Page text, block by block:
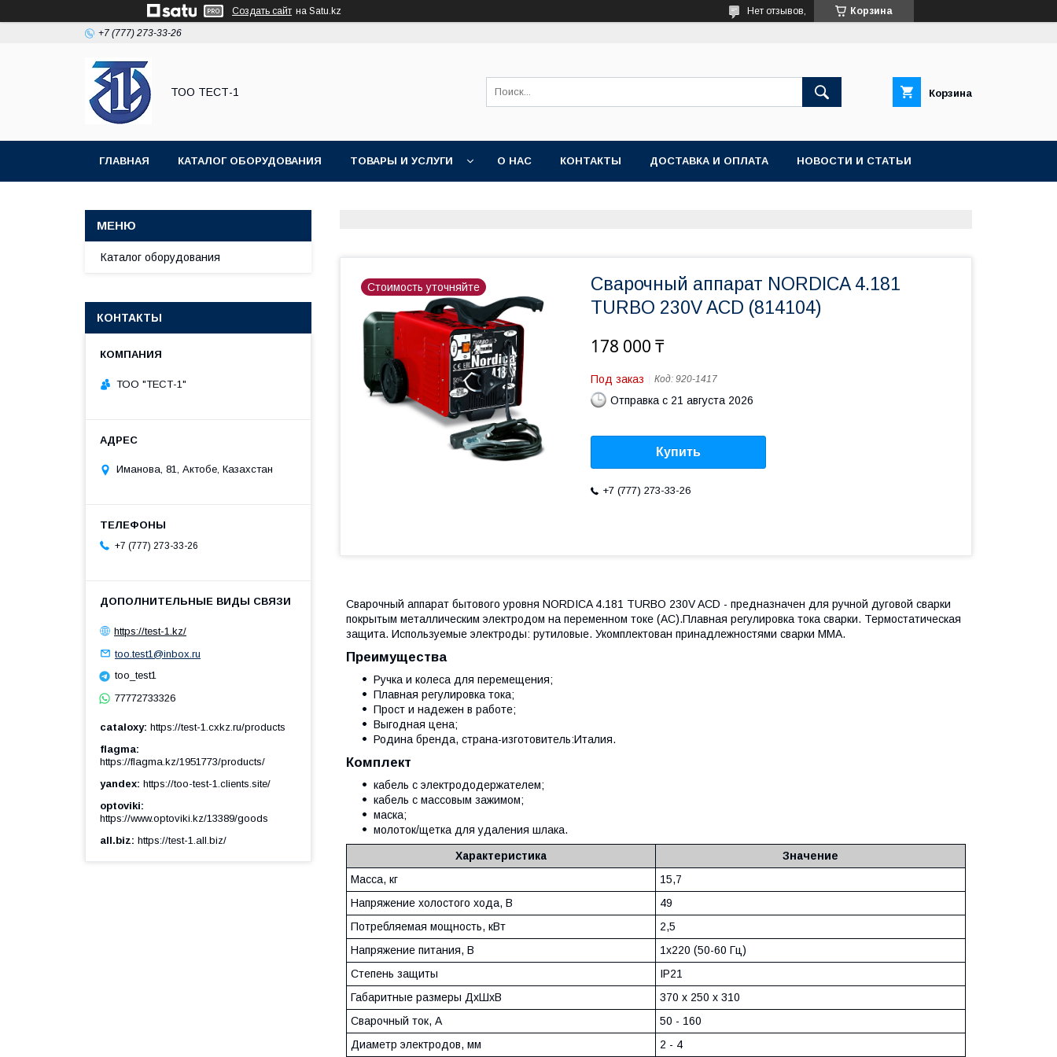
Создать сайт на Satu.kz Корзина
Нет отзывов,
+7 (777) 273-33-26
ТОО ТЕСТ-1 Корзина
ГЛАВНАЯ КАТАЛОГ ОБОРУДОВАНИЯ ТОВАРЫ И УСЛУГИ О НАС КОНТАКТЫ ДОСТАВКА И ОПЛАТА НОВОСТИ И СТАТЬИ
Стоимость уточняйте
Сварочный аппарат NORDICA 4.181
TURBO 230V ACD (814104)
178 000 ₸
Под заказ Код: 920-1417
Отправка с 21 августа 2026
Купить
+7 (777) 273-33-26
Сварочный аппарат бытового уровня NORDICA 4.181 TURBO 230V ACD - предназначен для ручной дуговой сварки
покрытым металлическим электродом на переменном токе (AC).Плавная регулировка тока сварки. Термостатическая
защита. Используемые электроды: рутиловые. Укомплектован принадлежностями сварки MMA.
Преимущества
Ручка и колеса для перемещения;
Плавная регулировка тока;
Прост и надежен в работе;
Выгодная цена;
Родина бренда, страна-изготовитель:Италия.
Комплект
кабель с электрододержателем;
кабель с массовым зажимом;
маска;
молоток/щетка для удаления шлака.
Характеристика
Значение
Масса, кг
15,7
Напряжение холостого хода, В
49
Потребляемая мощность, кВт
2,5
Напряжение питания, В
1х220 (50-60 Гц)
Степень защиты
IP21
Габаритные размеры ДхШхВ
370 x 250 x 310
Сварочный ток, А
50 - 160
Диаметр электродов, мм
2 - 4
Каталог оборудования
КОНТАКТЫ
ТОО "ТЕСТ-1"
Иманова, 81, Актобе, Казахстан
+7 (777) 273-33-26
https://test-1.kz/
too.test1@inbox.ru
too_test1
77772733326
cataloxy https://test-1.cxkz.ru/products
flagma
https://flagma.kz/1951773/products/
yandex https://too-test-1.clients.site/
optoviki
https://www.optoviki.kz/13389/goods
all.biz https://test-1.all.biz/